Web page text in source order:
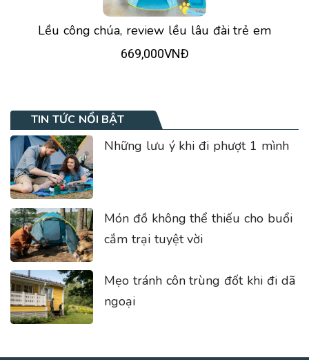
Lều công chúa, review lều lâu đài trẻ em
669,000VNĐ
TIN TỨC NỔI BẬT
Những lưu ý khi đi phượt 1 mình
Món đồ không thể thiếu cho buổi
cắm trại tuyệt vời
Mẹo tránh côn trùng đốt khi đi dã
ngoại